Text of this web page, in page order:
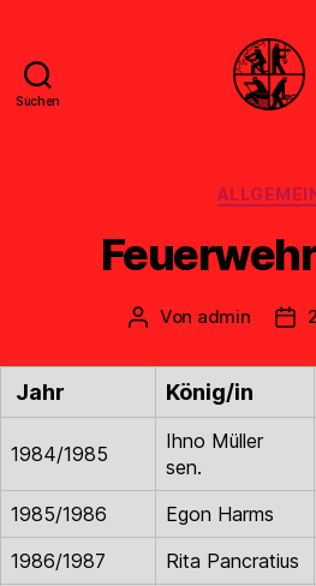
Suchen
Beitragsautor
Von admin
Jahr König/in
1984/1985
Ihno Müller
sen.
1985/1986 Egon Harms
1986/1987
Rita Pancratius